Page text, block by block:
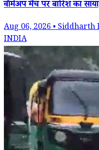
वॉर्मअप मैच पर बारिश का
Aug 06, 2026 • Siddharth
INDIA